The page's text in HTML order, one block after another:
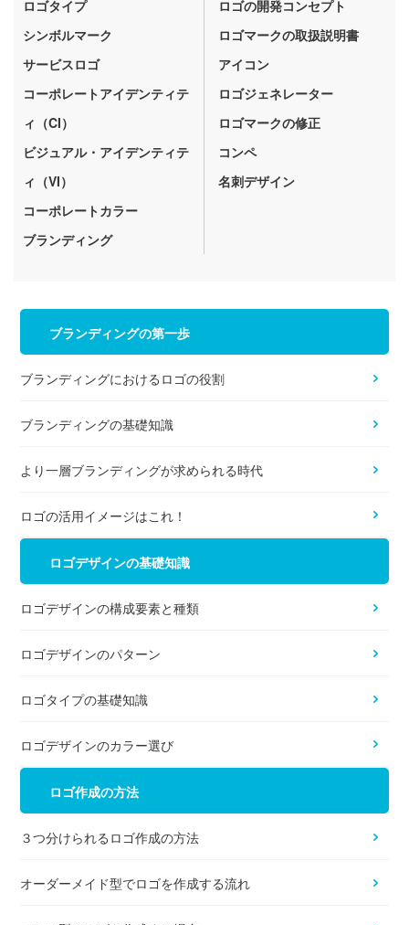
ロゴタイプ
シンボルマーク
サービスロゴ
コーポレートアイデンティテ
ィ（CI）
ビジュアル・アイデンティテ
ィ（VI）
コーポレートカラー
ブランディング
ロゴの開発コンセプト
ロゴマークの取扱説明書
アイコン
ロゴジェネレーター
ロゴマークの修正
コンペ
名刺デザイン
ブランディングの第一歩
ブランディングにおけるロゴの役割
ブランディングの基礎知識
より一層ブランディングが求められる時代
ロゴの活用イメージはこれ！
ロゴデザインの基礎知識
ロゴデザインの構成要素と種類
ロゴデザインのパターン
ロゴタイプの基礎知識
ロゴデザインのカラー選び
ロゴ作成の方法
３つ分けられるロゴ作成の方法
オーダーメイド型でロゴを作成する流れ